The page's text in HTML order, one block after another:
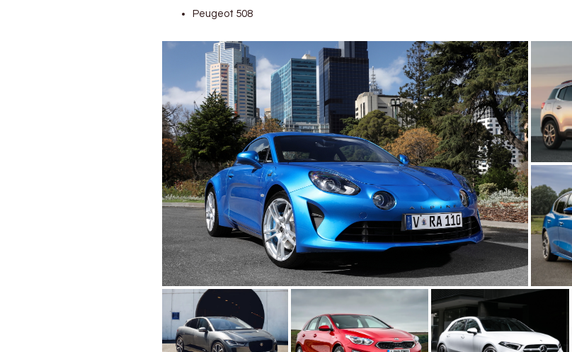
Peugeot 508